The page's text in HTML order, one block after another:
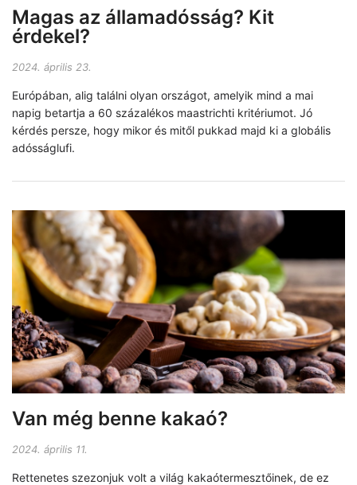
Magas az államadósság? Kit
érdekel?
2024. április 23.
Európában, alig találni olyan országot, amelyik mind a mai
napig betartja a 60 százalékos maastrichti kritériumot. Jó
kérdés persze, hogy mikor és mitől pukkad majd ki a globális
adósságlufi.
Van még benne kakaó?
2024. április 11.
Rettenetes szezonjuk volt a világ kakaótermesztőinek, de ez